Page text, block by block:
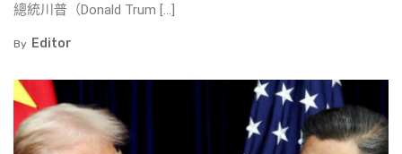
總統川普（Donald Trum […]
By Editor